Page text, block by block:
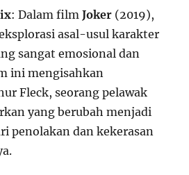
: Dalam filmJoker (2019),
asal-usul karakter
sangat emosional dan
ini mengisahkan
Fleck, seorang pelawak
yang berubah menjadi
penolakan dan kekerasan